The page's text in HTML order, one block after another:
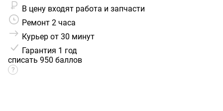
В цену входят работа и запчасти
Ремонт 2 часа
Курьер от 30 минут
Гарантия 1 год
списать 950 баллов